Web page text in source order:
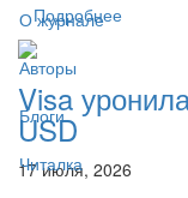
О журнале
Авторы
Блоги
Читалка
Подробнее
Visa
USD
17 июля, 2026